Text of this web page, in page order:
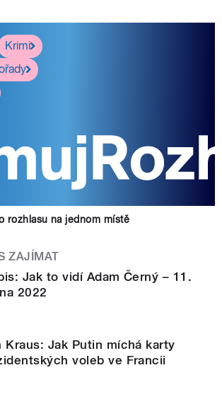
Krimi
rozhlasu na jednom místě
ZAJÍMAT
Jak to vidí Adam Černý – 11.
2022
Kraus: Jak Putin míchá karty
voleb ve Francii